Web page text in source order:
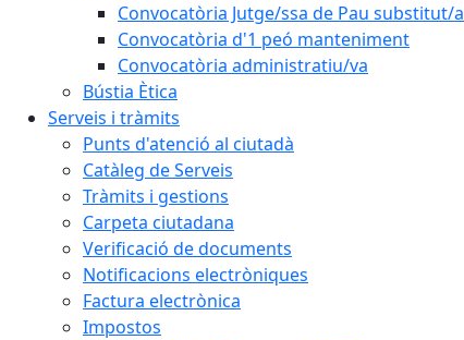
Convocatòria Jutge/ssa de Pau substitut/a
Convocatòria d'1 peó manteniment
Convocatòria administratiu/va
Bústia Ètica
Serveis i tràmits
Punts d'atenció al ciutadà
Catàleg de Serveis
Tràmits i gestions
Carpeta ciutadana
Verificació de documents
Notificacions electròniques
Factura electrònica
Impostos